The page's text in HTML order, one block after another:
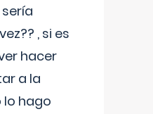
, si es
hacer
a la
hago